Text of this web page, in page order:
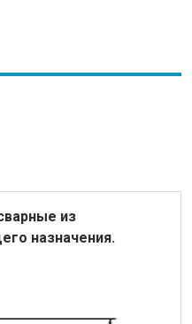
из
назначения.